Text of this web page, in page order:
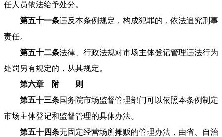
任人员依法给予处分。
第五十一条违反本条例规定，构成犯罪的，依法追究刑事
责任。
第五十二条法律、行政法规对市场主体登记管理违法行为
处罚另有规定的，从其规定。
第六章 附 则
第五十三条国务院市场监督管理部门可以依照本条例制定
市场主体登记和监督管理的具体办法。
第五十四条无固定经营场所摊贩的管理办法，由省、自治